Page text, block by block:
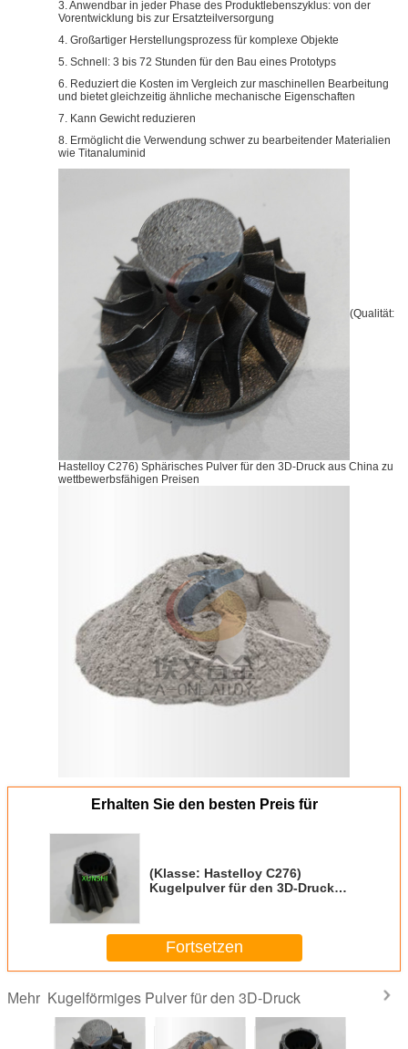
3. Anwendbar in jeder Phase des Produktlebenszyklus: von der
Vorentwicklung bis zur Ersatzteilversorgung
4. Großartiger Herstellungsprozess für komplexe Objekte
5. Schnell: 3 bis 72 Stunden für den Bau eines Prototyps
6. Reduziert die Kosten im Vergleich zur maschinellen Bearbeitung
und bietet gleichzeitig ähnliche mechanische Eigenschaften
7. Kann Gewicht reduzieren
8. Ermöglicht die Verwendung schwer zu bearbeitender Materialien
wie Titanaluminid
(Qualität:
Hastelloy C276) Sphärisches Pulver für den 3D-Druck aus China zu
wettbewerbsfähigen Preisen
Erhalten Sie den besten Preis für
(Klasse: Hastelloy C276)
Kugelpulver für den 3D-Druck
Fortsetzen
Mehr Kugelförmiges Pulver für den 3D-Druck